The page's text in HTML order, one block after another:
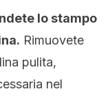
lo stampo
Rimuovete
pulita,
nel